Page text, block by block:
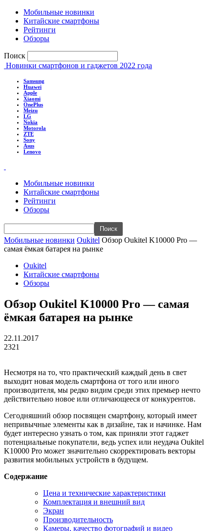
Мобильные новинки
Китайские смартфоны
Рейтинги
Обзоры
Поиск
Новинки смартфонов и гаджетов 2022 года
Samsung
Huawei
Apple
Xiaomi
OnePlus
Meizu
LG
Nokia
Motorola
ZTE
Sony
Asus
Lenovo
Мобильные новинки
Китайские смартфоны
Рейтинги
Обзоры
Мобильные новинки Oukitel Обзор Oukitel K10000 Pro —
самая ёмкая батарея на рынке
Oukitel
Китайские смартфоны
Обзоры
Обзор Oukitel K10000 Pro — самая
ёмкая батарея на рынке
22.11.2017
2321
Несмотря на то, что практический каждый день в свет
выходит новая модель смартфона от того или иного
производителя, мы редко видим среди этих премьер нечто
действительно новое или отличающееся от конкурентов.
Сегодняшний обзор посвящен смартфону, который имеет
непривычные элементы как в дизайне, так и начинке. Нам
будет интересно узнать о том, как приняли этот гаджет
потенциальные покупатели, ведь успех или неудача Oukitel
K10000 Pro может значительно скорректировать векторы
развития мобильных устройств в будущем.
Содержание
Цена и технические характеристики
Комплектация и внешний вид
Экран
Производительность
Камеры, качество фотографий и видео